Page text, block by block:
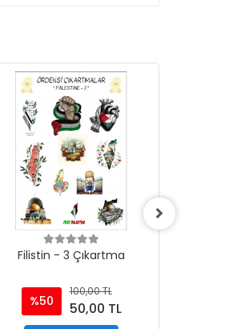
Filistin - 3 Çıkartma
%50
100,00 TL
50,00 TL